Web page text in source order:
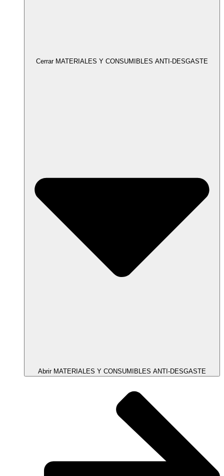
Cerrar MATERIALES Y CONSUMIBLES ANTI-DESGASTE
Abrir MATERIALES Y CONSUMIBLES ANTI-DESGASTE